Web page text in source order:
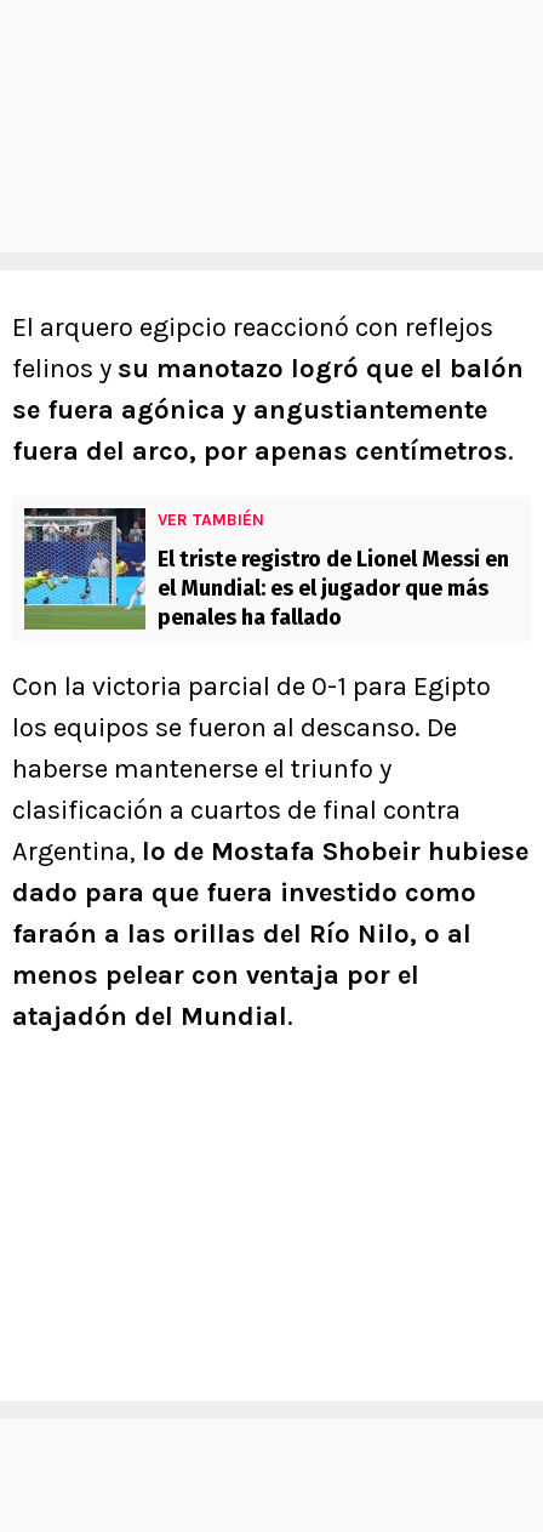
El arquero egipcio reaccionó con reflejos
felinos y su manotazo logró que el balón
se fuera agónica y angustiantemente
fuera del arco, por apenas centímetros.
VER TAMBIÉN
El triste registro de Lionel Messi en
el Mundial: es el jugador que más
penales ha fallado
Con la victoria parcial de 0-1 para Egipto
los equipos se fueron al descanso. De
haberse mantenerse el triunfo y
clasificación a cuartos de final contra
Argentina, lo de Mostafa Shobeir hubiese
dado para que fuera investido como
faraón a las orillas del Río Nilo, o al
menos pelear con ventaja por el
atajadón del Mundial.